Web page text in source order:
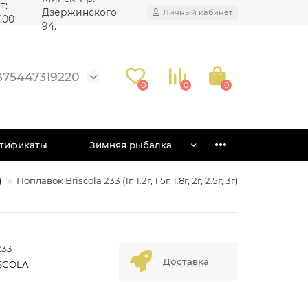
Дзержинского
94.
Личный кабинет
0 0 0
Зимняя рыбалка
Поплавок Briscola 233 (1г, 1.2г, 1.5г, 1.8г, 2г, 2.5г, 3г)
Доставка